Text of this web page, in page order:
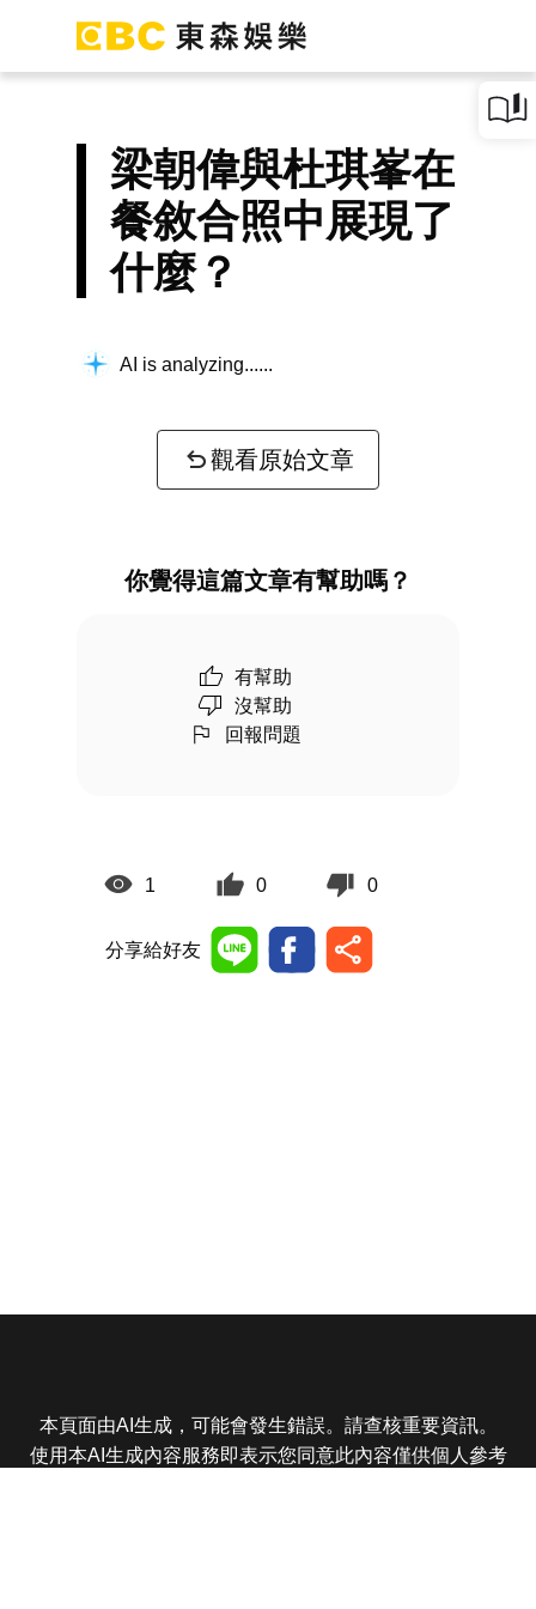
梁朝偉與杜琪峯在
餐敘合照中展現了
什麼？
AI is analyzing...
觀看原始文章
你覺得這篇文章有幫助嗎？
有幫助
沒幫助
回報問題
1 0 0
分享給好友
本頁面由AI生成，可能會發生錯誤。請查核重要資訊。
使用本AI生成內容服務即表示您同意此內容僅供個人參考